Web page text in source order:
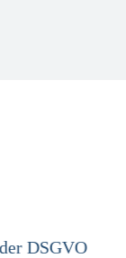
mit DORA,